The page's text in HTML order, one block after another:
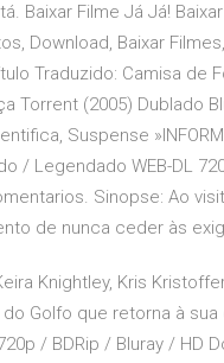
Filme Já Já!
Download, Baixar
Traduzido: Camisa de
Torrent (2005) Dublado
Suspense
/ Legendado WEB-DL
Sinopse: Ao
de nunca ceder às
Knightley, Kris
Golfo que retorna à
/ BDRip / Bluray / HD